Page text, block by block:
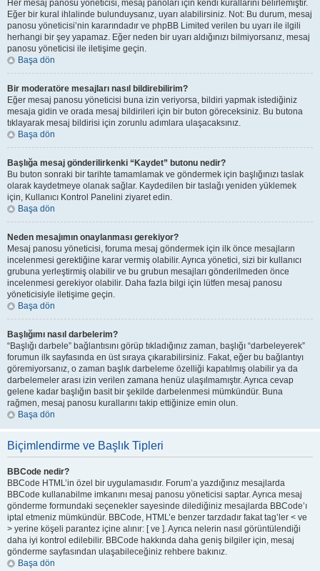
Her mesaj panosu yöneticisi, mesaj panoları için kendi kurallarını belirlemiştir.
Eğer bir kural ihlalinde bulunduysanız, uyarı alabilirsiniz. Not: Bu durum, mesaj
panosu yöneticisi’nin kararındadır ve phpBB Limited verilen bu uyarı ile ilgili
herhangi bir şey yapamaz. Eğer neden bir uyarı aldığınızı bilmiyorsanız, mesaj
panosu yöneticisi ile iletişime geçin.
Başa dön
Bir moderatöre mesajları nasıl bildirebilirim?
Eğer mesaj panosu yöneticisi buna izin veriyorsa, bildiri yapmak istediğiniz
mesaja gidin ve orada mesaj bildirileri için bir buton göreceksiniz. Bu butona
tıklayarak mesaj bildirisi için zorunlu adımlara ulaşacaksınız.
Başa dön
Başlığa mesaj gönderilirkenki “Kaydet” butonu nedir?
Bu buton sonraki bir tarihte tamamlamak ve göndermek için başlığınızı taslak
olarak kaydetmeye olanak sağlar. Kaydedilen bir taslağı yeniden yüklemek
için, Kullanıcı Kontrol Panelini ziyaret edin.
Başa dön
Neden mesajımın onaylanması gerekiyor?
Mesaj panosu yöneticisi, foruma mesaj göndermek için ilk önce mesajların
incelenmesi gerektiğine karar vermiş olabilir. Ayrıca yönetici, sizi bir kullanıcı
grubuna yerleştirmiş olabilir ve bu grubun mesajları gönderilmeden önce
incelenmesi gerekiyor olabilir. Daha fazla bilgi için lütfen mesaj panosu
yöneticisiyle iletişime geçin.
Başa dön
Başlığımı nasıl darbelerim?
“Başlığı darbele” bağlantısını görüp tıkladığınız zaman, başlığı “darbeleyerek”
forumun ilk sayfasında en üst sıraya çıkarabilirsiniz. Fakat, eğer bu bağlantıyı
göremiyorsanız, o zaman başlık darbeleme özelliği kapatılmış olabilir ya da
darbelemeler arası izin verilen zamana henüz ulaşılmamıştır. Ayrıca cevap
gelene kadar başlığın basit bir şekilde darbelenmesi mümkündür. Buna
rağmen, mesaj panosu kurallarını takip ettiğinize emin olun.
Başa dön
Biçimlendirme ve Başlık Tipleri
BBCode nedir?
BBCode HTML’in özel bir uygulamasıdır. Forum’a yazdığınız mesajlarda
BBCode kullanabilme imkanını mesaj panosu yöneticisi saptar. Ayrıca mesaj
gönderme formundaki seçenekler sayesinde dilediğiniz mesajlarda BBCode’ı
iptal etmeniz mümkündür. BBCode, HTML’e benzer tarzdadır fakat tag’ler < ve
> yerine köşeli parantez içine alınır: [ ve ]. Ayrıca nelerin nasıl görüntülendiği
daha iyi kontrol edilebilir. BBCode hakkında daha geniş bilgiler için, mesaj
gönderme sayfasından ulaşabileceğiniz rehbere bakınız.
Başa dön